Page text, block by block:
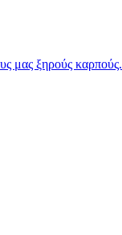
μας ξηρούς καρπούς.